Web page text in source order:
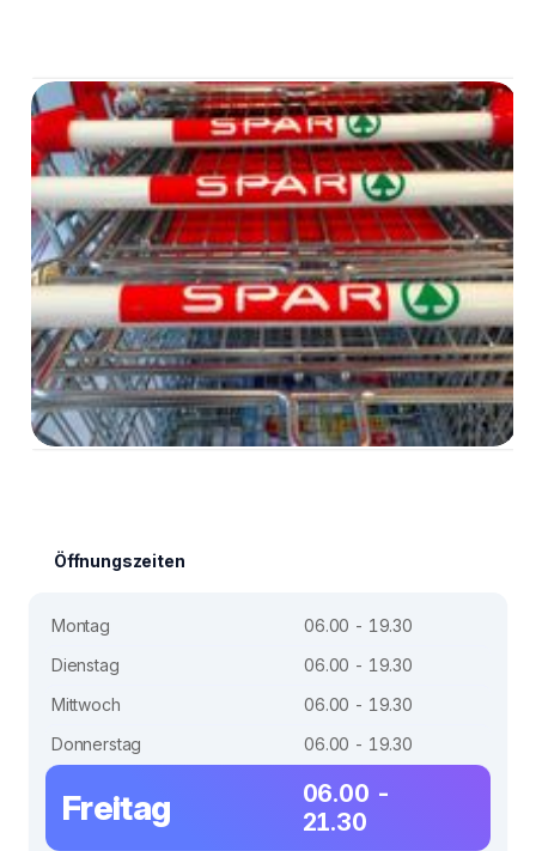
Öffnungszeiten
Montag
06.00 - 19.30
Dienstag
06.00 - 19.30
Mittwoch
06.00 - 19.30
Donnerstag
06.00 - 19.30
Freitag
06.00 -
21.30